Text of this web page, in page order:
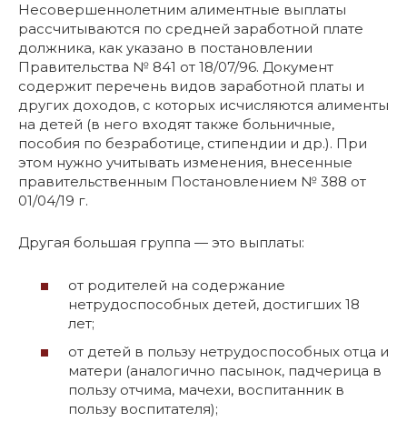
Несовершеннолетним алиментные выплаты
рассчитываются по средней заработной плате
должника, как указано в постановлении
Правительства № 841 от 18/07/96. Документ
содержит перечень видов заработной платы и
других доходов, с которых исчисляются алименты
на детей (в него входят также больничные,
пособия по безработице, стипендии и др.). При
этом нужно учитывать изменения, внесенные
правительственным Постановлением № 388 от
01/04/19 г.
Другая большая группа — это выплаты:
от родителей на содержание
нетрудоспособных детей, достигших 18
лет;
от детей в пользу нетрудоспособных отца и
матери (аналогично пасынок, падчерица в
пользу отчима, мачехи, воспитанник в
пользу воспитателя);